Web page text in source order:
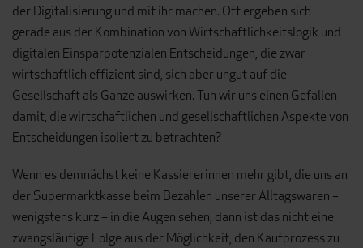
der Digitalisierung und mit ihr machen. Oft ergeben sich
gerade aus der Kombination von Wirtschaftlichkeitslogik und
digitalen Einsparpotenzialen Entscheidungen, die zwar
wirtschaftlich effizient sind, sich aber ungut auf die
Gesellschaft als Ganze auswirken. Tun wir uns einen Gefallen
damit, die wirtschaftlichen und gesellschaftlichen Aspekte von
Entscheidungen isoliert zu betrachten?
Wenn es demnächst keine Kassiererinnen mehr gibt, die uns an
der Supermarktkasse beim Bezahlen unserer Alltagswaren –
wenigstens kurz – in die Augen sehen, dann ist das nicht eine
zwangsläufige Folge aus der Möglichkeit, den Kaufprozess zu